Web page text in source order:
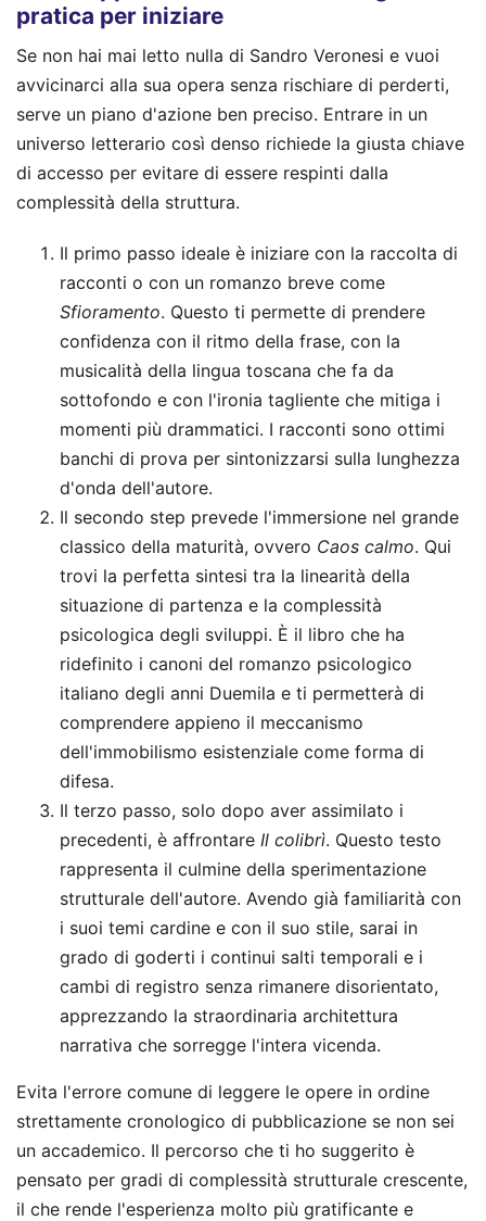
pratica per iniziare
Se non hai mai letto nulla di Sandro Veronesi e vuoi
avvicinarci alla sua opera senza rischiare di perderti,
serve un piano d'azione ben preciso. Entrare in un
universo letterario così denso richiede la giusta chiave
di accesso per evitare di essere respinti dalla
complessità della struttura.
Il primo passo ideale è iniziare con la raccolta di
racconti o con un romanzo breve come
Sfioramento. Questo ti permette di prendere
confidenza con il ritmo della frase, con la
musicalità della lingua toscana che fa da
sottofondo e con l'ironia tagliente che mitiga i
momenti più drammatici. I racconti sono ottimi
banchi di prova per sintonizzarsi sulla lunghezza
d'onda dell'autore.
Il secondo step prevede l'immersione nel grande
classico della maturità, ovvero Caos calmo. Qui
trovi la perfetta sintesi tra la linearità della
situazione di partenza e la complessità
psicologica degli sviluppi. È il libro che ha
ridefinito i canoni del romanzo psicologico
italiano degli anni Duemila e ti permetterà di
comprendere appieno il meccanismo
dell'immobilismo esistenziale come forma di
difesa.
Il terzo passo, solo dopo aver assimilato i
precedenti, è affrontare Il colibrì. Questo testo
rappresenta il culmine della sperimentazione
strutturale dell'autore. Avendo già familiarità con
i suoi temi cardine e con il suo stile, sarai in
grado di goderti i continui salti temporali e i
cambi di registro senza rimanere disorientato,
apprezzando la straordinaria architettura
narrativa che sorregge l'intera vicenda.
Evita l'errore comune di leggere le opere in ordine
strettamente cronologico di pubblicazione se non sei
un accademico. Il percorso che ti ho suggerito è
pensato per gradi di complessità strutturale crescente,
il che rende l'esperienza molto più gratificante e